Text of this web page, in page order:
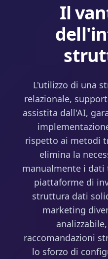
Il
L'utilizzo di una
relazionale,
assistita dall'AI,
rispetto ai metodi
elimina la
manualmente i dati
piattaforme di
struttura dati
marketing
raccomandazioni
lo sforzo di